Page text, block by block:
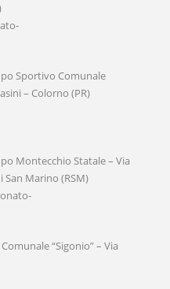
Sportivo Comunale
– Colorno (PR)
Montecchio Statale – Via
Marino (RSM)
“Sigonio” – Via